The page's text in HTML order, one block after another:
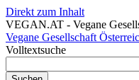
Direkt zum Inhalt
VEGAN.AT - Vegane
Vegane Gesellschaft
Volltextsuche